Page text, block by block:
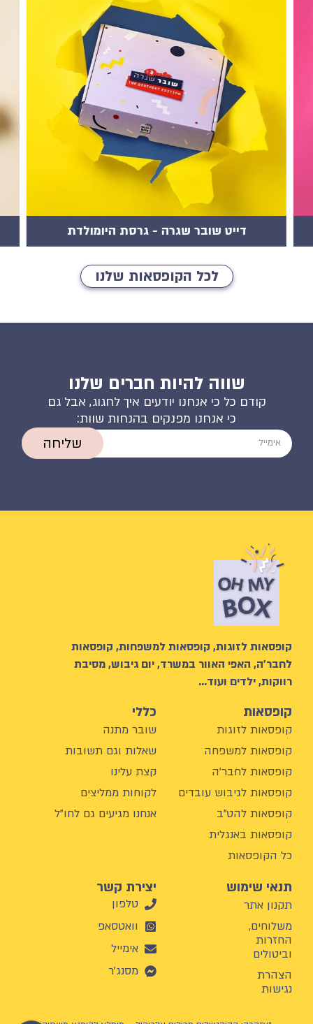
הדייט של החיים שלכם
לכל הקופסאות שלנו
שווה להיות חברים שלנו
קודם כל כי אנחנו יודעים איך לחגוג, אבל גם
כי אנחנו מפנקים בהנחות שוות:
שליחה
קופסאות לזוגות, קופסאות למשפחות, קופסאות
לחבר’ה, האפי האוור במשרד, יום גיבוש, מסיבת
רווקות, ילדים ועוד…
קופסאות
קופסאות לזוגות
קופסאות למשפחה
קופסאות לחבר'ה
קופסאות לגיבוש עובדים
קופסאות להט"ב
קופסאות באנגלית
כל הקופסאות
כללי
שובר מתנה
שאלות וגם תשובות
קצת עלינו
לקוחות ממליצים
אנחנו מגיעים גם לחו"ל
תנאי שימוש
תקנון אתר
משלוחים,
החזרות
וביטולים
הצהרת
נגישות
יצירת קשר
טלפון
וואטסאפ
אימייל
מסנג'ר